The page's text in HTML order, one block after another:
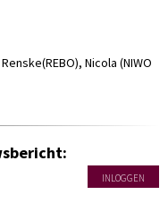
Nicola (NIWO
INLOGGEN